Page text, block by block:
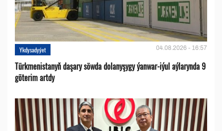
Ykdysadyýet 04.08.2026 - 16:57
Türkmenistanyň daşary söwda dolanyşygy ýanwar-iýul aýlarynda 9
göterim artdy